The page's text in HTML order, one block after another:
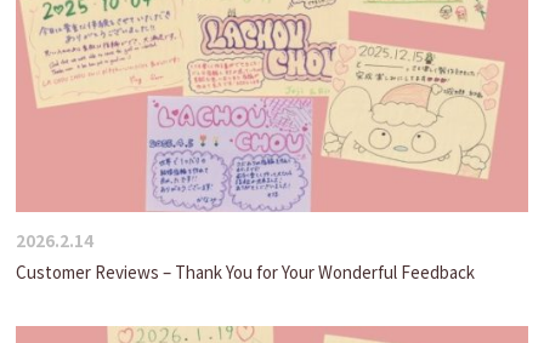
2026.2.14
Customer Reviews – Thank You for Your Wonderful Feedback